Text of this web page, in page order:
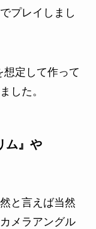
プレイしまし
定して作って
した。
ム』や
と言えば当然
メラアングル